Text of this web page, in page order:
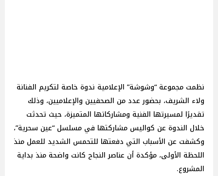
نظمت مجموعة “وشوشة” الإعلامية ندوة خاصة لتكريم الفنانة
ولاء الشريف، بحضور عدد من الصحفيين والإعلاميين، وذلك
تقديرًا لمسيرتها الفنية ومشاركاتها المتميزة، حيث تحدثت
خلال الندوة عن كواليس مشاركتها في مسلسل “عين سحرية”،
وكشفت عن الأسباب التي دفعتها للتحمس الشديد للعمل منذ
اللحظة الأولى، مؤكدة أن عناصر النجاح كانت واضحة منذ بداية
المشروع.